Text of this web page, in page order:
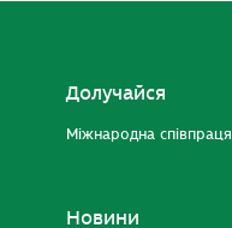
Долучайся
Міжнародна співпраця
Новини